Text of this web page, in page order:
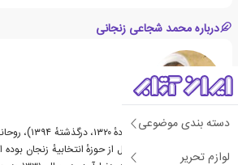
دسته بندی موضوعی
لوازم تحریر
درباره محمد شجاعی زنجانی
محمد شجاعی
مذهبی و نمایندهٔ دورهٔ اول از حوزهٔ انتخابیهٔ زنجان